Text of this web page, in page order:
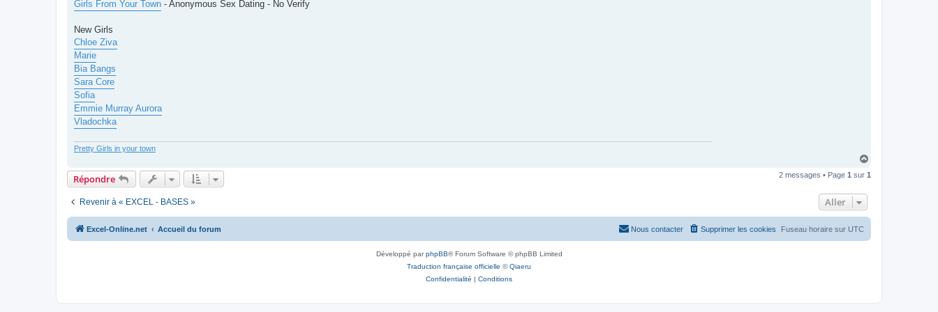
Girls From Your Town - Anonymous Sex Dating - No Verify
New Girls
Chloe Ziva
Marie
Bia Bangs
Sara Core
Sofia
Emmie Murray Aurora
Vladochka
Pretty Girls in your town
u
Répondre 2 messages • Page 1 sur 1
Revenir à « EXCEL - BASES » Aller
Excel-Online.net Accueil du forum Fuseau horaire sur UTC
Supprimer les cookies
Nous contacter
Développé parphpBB® Forum Software © phpBB Limited
Traduction française officielle ©Qiaeru
Confidentialité | Conditions